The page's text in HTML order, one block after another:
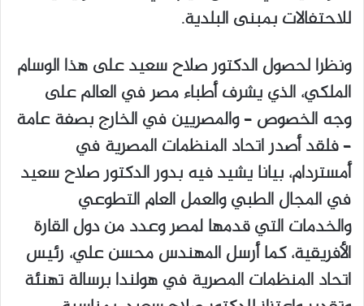
للاحتفالات بمبنى البلدية.
ونظرا لحصول الدكتور صلاح سعيد على هذا الوسام
الملكي، الذي يشرف أطباء مصر في العالم على
وجه الخصوص – والمصريين في الخارج بصفة عامة
– فلقد أصدر اتحاد المنظمات المصرية في
أمستردام، بيانا يشيد فيه بدور الدكتور صلاح سعيد
في المجال الطبي والعمل العام التطوعي
والخدمات التي قدمها لمصر وعدد من دول القارة
الأفريقية، كما أرسل المهندس محسن علي، رئيس
اتحاد المنظمات المصرية في هولندا برسالة تهنئة